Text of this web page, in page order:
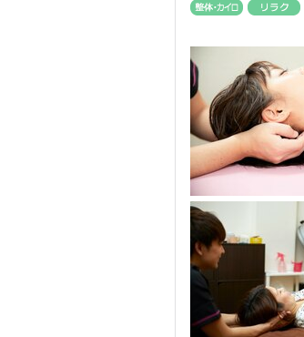
整体・カイ